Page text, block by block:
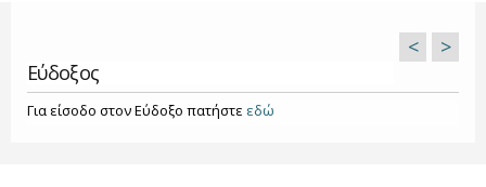
Εύδοξος
< >
Για είσοδο στον Εύδοξο πατήστε εδώ